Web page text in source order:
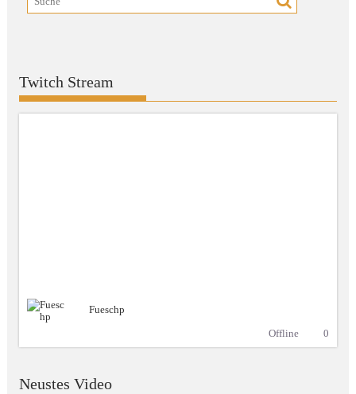
Twitch Stream
Fueschp
Offline
0
Neustes Video